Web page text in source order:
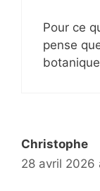
Pour ce
pense
Christophe
28 avril 2026